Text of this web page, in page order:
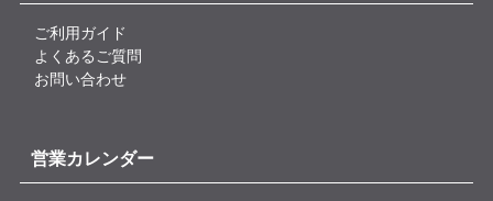
ご利用ガイド
よくあるご質問
お問い合わせ
営業カレンダー